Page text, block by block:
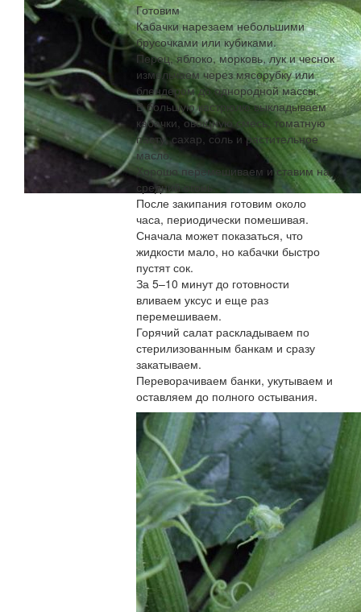
Готовим
Кабачки нарезаем небольшими
брусочками или кубиками.
Перец, яблоко, морковь, лук и чеснок
измельчаем через мясорубку или
блендером до однородной массы.
В большую кастрюлю выкладываем
кабачки, овощную смесь, томатную
пасту, сахар, соль и растительное
масло.
Хорошо перемешиваем и ставим на
средний огонь.
После закипания готовим около
часа, периодически помешивая.
Сначала может показаться, что
жидкости мало, но кабачки быстро
пустят сок.
За 5–10 минут до готовности
вливаем уксус и еще раз
перемешиваем.
Горячий салат раскладываем по
стерилизованным банкам и сразу
закатываем.
Переворачиваем банки, укутываем и
оставляем до полного остывания.